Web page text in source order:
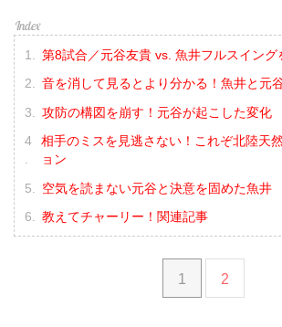
第8試合／元谷友貴 vs. 魚井フルスイング
音を消して見るとより分かる！魚井と元
攻防の構図を崩す！元谷が起こした変化
相手のミスを見逃さない！これぞ北陸天
ョン
空気を読まない元谷と決意を固めた魚井
教えてチャーリー！関連記事
1 2